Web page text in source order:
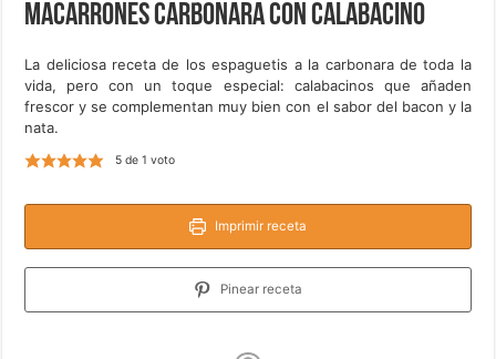
Macarrones carbonara con calabacino
La deliciosa receta de los espaguetis a la carbonara de toda la
vida, pero con un toque especial: calabacinos que añaden
frescor y se complementan muy bien con el sabor del bacon y la
nata.
5de 1 voto
Imprimir receta
Pinear receta